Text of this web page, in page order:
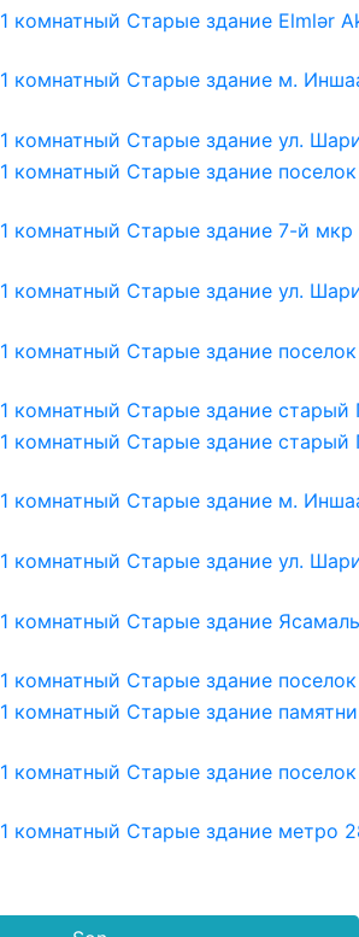
1 комнатный Старые здание Elmlər
1 комнатный Старые здание м.
1 комнатный Старые здание ул.
1 комнатный Старые здание
1 комнатный Старые здание 7-й мкр
1 комнатный Старые здание ул.
1 комнатный Старые здание
1 комнатный Старые здание старый
1 комнатный Старые здание старый
1 комнатный Старые здание м.
1 комнатный Старые здание ул.
1 комнатный Старые здание
1 комнатный Старые здание
1 комнатный Старые здание
1 комнатный Старые здание
1 комнатный Старые здание метро